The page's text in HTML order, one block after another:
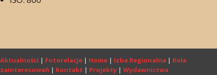
Aktualności | Fotorelacje | Home | Izba Regionalna | Koła
zainteresowań | Kontakt | Projekty | Wydawnictwa